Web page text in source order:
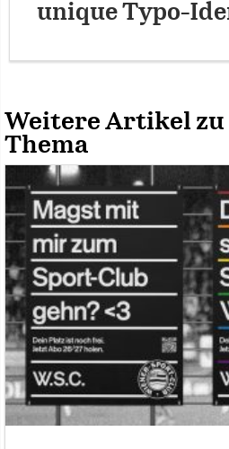
unique Typo-
Weitere Artikel zu
Thema